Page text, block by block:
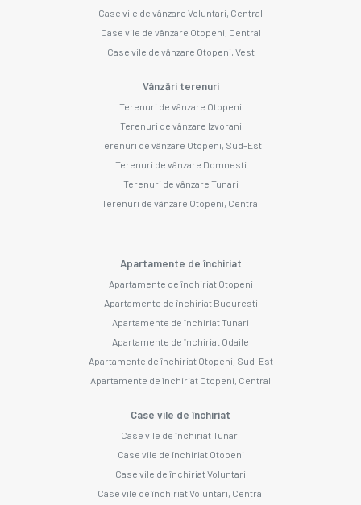
Case vile de vânzare Voluntari, Central
Case vile de vânzare Otopeni, Central
Case vile de vânzare Otopeni, Vest
Vânzări terenuri
Terenuri de vânzare Otopeni
Terenuri de vânzare Izvorani
Terenuri de vânzare Otopeni, Sud-Est
Terenuri de vânzare Domnesti
Terenuri de vânzare Tunari
Terenuri de vânzare Otopeni, Central
Apartamente de închiriat
Apartamente de închiriat Otopeni
Apartamente de închiriat Bucuresti
Apartamente de închiriat Tunari
Apartamente de închiriat Odaile
Apartamente de închiriat Otopeni, Sud-Est
Apartamente de închiriat Otopeni, Central
Case vile de închiriat
Case vile de închiriat Tunari
Case vile de închiriat Otopeni
Case vile de închiriat Voluntari
Case vile de închiriat Voluntari, Central